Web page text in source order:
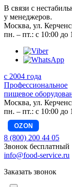
В связи с
у менеджеров.
Москва, ул.
пн. – пт.: с 10:00 до
с 2004 года
Профессиональное
пищевое
Москва, ул.
пн. – пт.: с 10:00 до
OZON
8 (800) 200 44 05
Звонок бесплатный
info@food-service.ru
Заказать звонок